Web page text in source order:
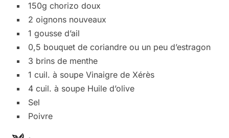
150g chorizo doux
2 oignons nouveaux
1 gousse d’ail
0,5 bouquet de coriandre ou un peu d’estragon
3 brins de menthe
1 cuil. à soupe Vinaigre de Xérès
4 cuil. à soupe Huile d’olive
Sel
Poivre